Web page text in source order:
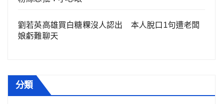
劉若英高雄買白糖粿沒人認出 本人脫口1句遭老闆
娘虧難聊天
分類